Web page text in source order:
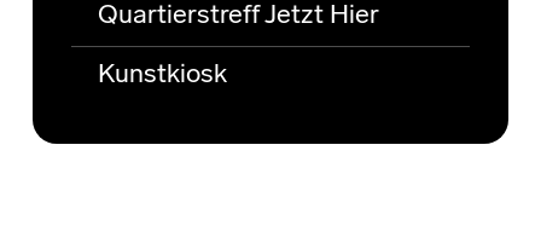
Quartierstreff Jetzt Hier
Kunstkiosk